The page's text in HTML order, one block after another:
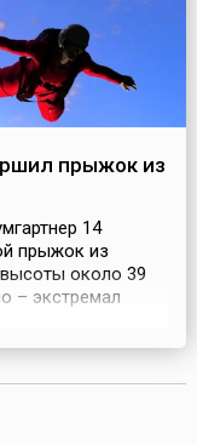
прыжок из
14
прыжок из
около 39
– экстремал
Нью-Мексико
ставший